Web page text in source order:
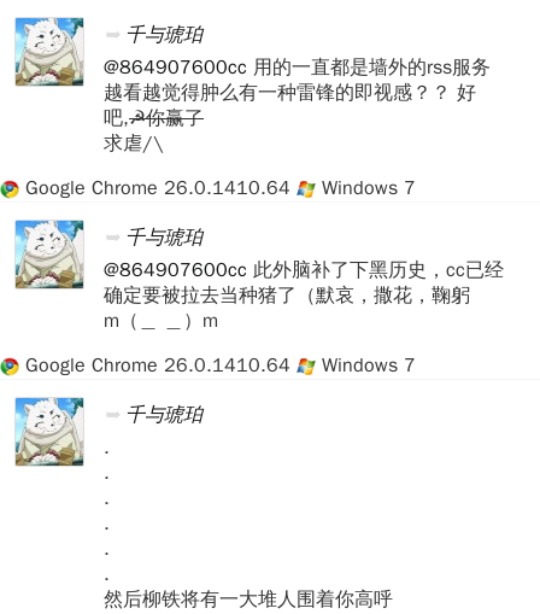
千与琥珀
@864907600cc 用的一直都是墙外的rss服务
越看越觉得肿么有一种雷锋的即视感？？ 好
吧,☭你赢了
求虐/\
Google Chrome 26.0.1410.64
Windows 7
千与琥珀
@864907600cc 此外脑补了下黑历史，cc已经
确定要被拉去当种猪了（默哀，撒花，鞠躬
m（＿ ＿）m
Google Chrome 26.0.1410.64
Windows 7
千与琥珀
.
.
.
.
.
.
然后柳铁将有一大堆人围着你高呼